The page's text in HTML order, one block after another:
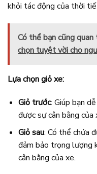
khỏi tác động của thời
Có thể bạn cũng quan
chọn tuyệt vời cho
Lựa chọn giỏ xe:
Giỏ trước: Giúp bạn
được sự cân bằng của
Giỏ sau: Có thể chứa
đảm bảo trọng lượng
cân bằng của xe.